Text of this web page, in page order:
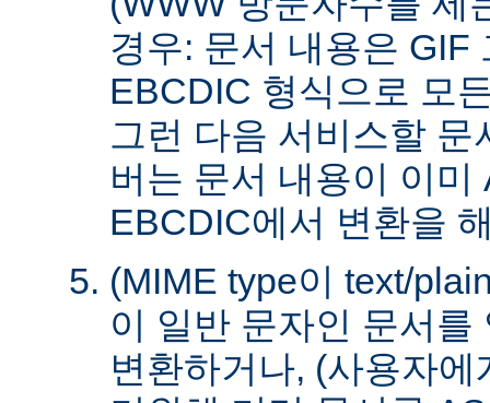
경우: 문서 내용은 GIF
EBCDIC 형식으로 모
그런 다음 서비스할 문
버는 문서 내용이 이미
EBCDIC에서 변환을
(MIME type이 text/
이 일반 문자인 문서
변환하거나, (사용자